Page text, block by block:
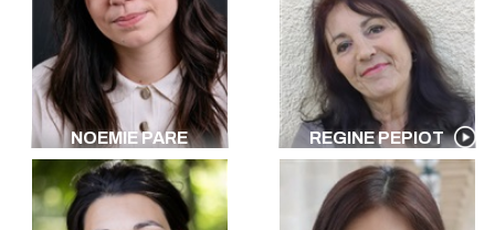
NOEMIE PARE REGINE PEPIOT